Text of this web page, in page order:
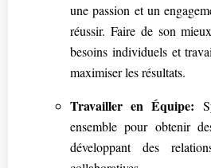
une passion et un
réussir. Faire de son
besoins individuels et
maximiser les résultats.
Travailler en Équipe:
ensemble pour obtenir
développant des